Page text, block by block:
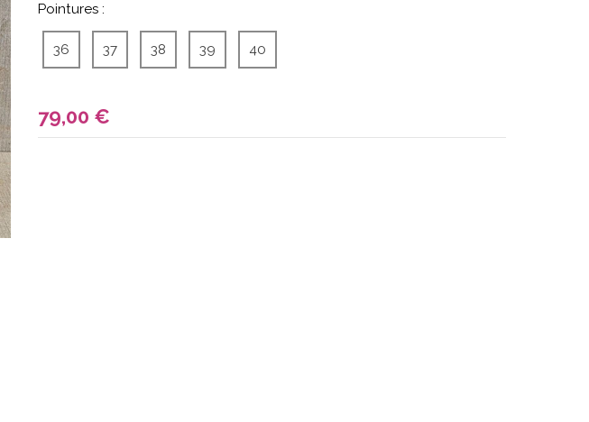
Pointures :
36 37 38 39 40
79,00 €